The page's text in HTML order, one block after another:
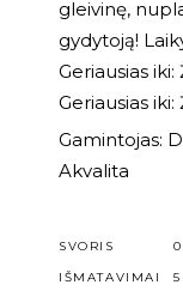
gleivinę,
gydytoją!
Geriausias
Geriausias
Gamintojas:
Akvalita
SVORIS
IŠMATAVIMAI